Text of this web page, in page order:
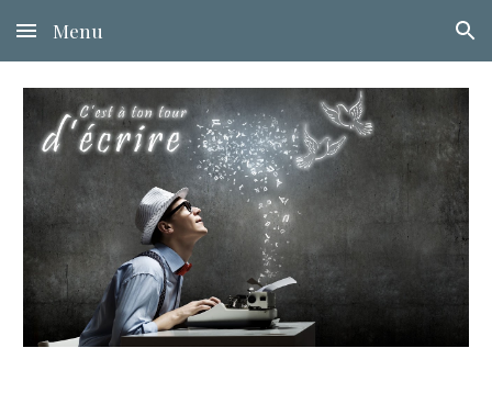
Skip to main content Skip to navigation
Menu